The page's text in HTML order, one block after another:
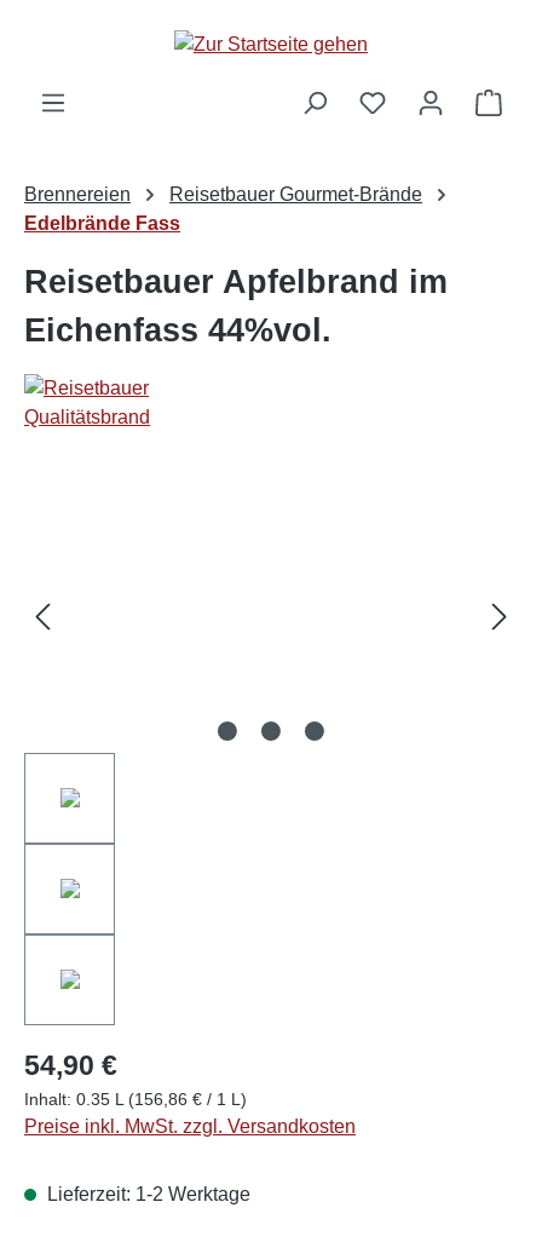
Brennereien
Reisetbauer Gourmet-Brände
Edelbrände Fass
Reisetbauer Apfelbrand im
Eichenfass 44%vol.
54,90 €
Inhalt: 0.35 L (156,86 € / 1 L)
Preise inkl. MwSt. zzgl. Versandkosten
Lieferzeit: 1-2 Werktage